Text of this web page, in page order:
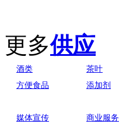
更多供应
酒类 茶叶
方便食品
添加剂
媒体宣传 商业服务